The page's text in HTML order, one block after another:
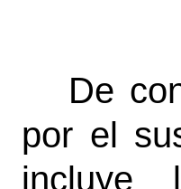
De
por el
incluye